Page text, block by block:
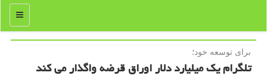
منو
برای توسعه خود؛
تلگرام یك میلیارد دلار اوراق قرضه واگذار می كند